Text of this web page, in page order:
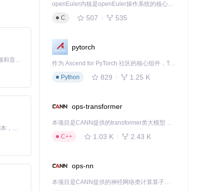
MiniMax H3 是一个通用的全模态生成系统。它支持对由文本、图像、视频和音频组成的多模态上下文进行统一理解，并能生成分辨率高达 2K、时长可达 15 秒的带原生立体声音频的视频。得益于面向任务泛化的系统设计，H3 在预训练阶段就已具备广泛的多模态上下文理解与生成能力，能够出色地执行复杂的多模态指令。
Toonflow 是一款 AI 短剧漫剧工具，能够利用 AI 技术将小说自动转化为剧本，并结合 AI 生成的图片和视频，实现高效的短剧创作。借助 Toonflow，可以轻松完成从文字到影像的全流程，让短剧制作变得更加智能与便捷。
openEuler内核是openEuler操作系统的核心，既是系统性能与稳定性的基石，也是连接处理器、设备与服务的桥梁。
C
507 535
pytorch
作为 Ascend for PyTorch 社区的核心组件，TorchNPU 是昇腾专为 PyTorch 打造的深度学习适配插件，使 PyTorch 框架能够直接调用昇腾 NPU，为开发者提供昇腾 AI 处理器的超强算力。
Python
829 1.25 K
ops-transformer
本项目是CANN提供的transformer类大模型算子库，实现网络在NPU上加速计算。
C++
1.03 K 2.43 K
ops-nn
本项目是CANN提供的神经网络类计算算子库，实现网络在NPU上加速计算。